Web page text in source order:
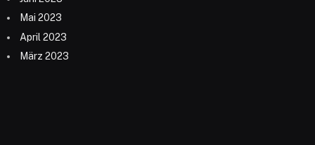
Mai 2023
April 2023
März 2023